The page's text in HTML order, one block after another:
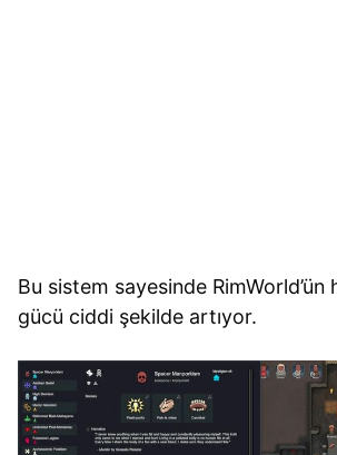
Bu sistem sayesinde
gücü ciddi şekilde artıyor.